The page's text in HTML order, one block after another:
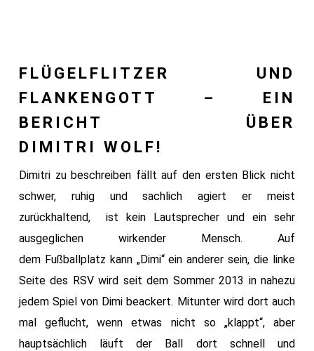
FLÜGELFLITZER UND
FLANKENGOTT – EIN
BERICHT ÜBER
DIMITRI WOLF!
Dimitri zu beschreiben fällt auf den ersten Blick nicht
schwer, ruhig und sachlich agiert er meist
zurückhaltend, ist kein Lautsprecher und ein sehr
ausgeglichen wirkender Mensch. Auf
dem Fußballplatz kann „Dimi“ ein anderer sein, die linke
Seite des RSV wird seit dem Sommer 2013 in nahezu
jedem Spiel von Dimi beackert. Mitunter wird dort auch
mal geflucht, wenn etwas nicht so „klappt“, aber
hauptsächlich läuft der Ball dort schnell und